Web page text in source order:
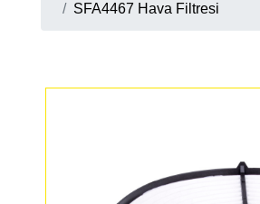
SFA4467 Hava Filtresi